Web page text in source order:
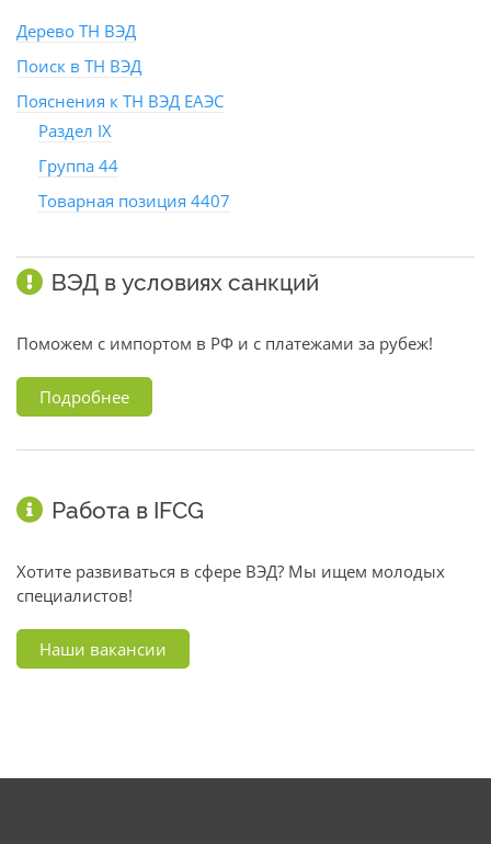
Дерево ТН ВЭД
Поиск в ТН ВЭД
Пояснения к ТН ВЭД ЕАЭС
Раздел IX
Группа 44
Товарная позиция 4407
ВЭД в условиях санкций
Поможем с импортом в РФ и с платежами за рубеж!
Подробнее
Работа в IFCG
Хотите развиваться в сфере ВЭД? Мы ищем молодых
специалистов!
Наши вакансии